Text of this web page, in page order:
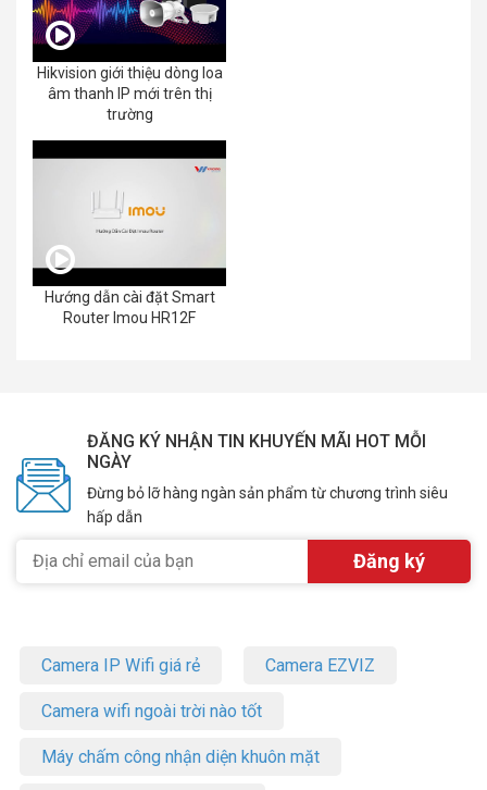
Hikvision giới thiệu dòng loa
âm thanh IP mới trên thị
trường
Hướng dẫn cài đặt Smart
Router Imou HR12F
ĐĂNG KÝ NHẬN TIN KHUYẾN MÃI HOT MỖI
NGÀY
Đừng bỏ lỡ hàng ngàn sản phẩm từ chương trình siêu
hấp dẫn
Camera IP Wifi giá rẻ Camera EZVIZ
Camera wifi ngoài trời nào tốt
Máy chấm công nhận diện khuôn mặt